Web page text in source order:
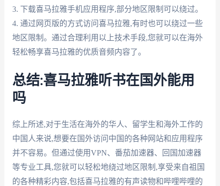
3. 下载喜马拉雅手机应用程序,部分地区限制可以绕过。
4. 通过网页版的方式访问喜马拉雅,有时也可以绕过一些
地区限制。通过合理利用以上技术手段,您就可以在海外
轻松畅享喜马拉雅的优质音频内容了。
总结:喜马拉雅听书在国外能用
吗
综上所述,对于生活在海外的华人、留学生和海外工作的
中国人来说,想要在国外访问中国的各种网站和应用程序
并不容易。但通过使用VPN、番茄加速器、回国加速器
等专业工具,您就可以轻松地绕过地区限制,享受来自祖国
的各种精彩内容,包括喜马拉雅的有声读物和哔哩哔哩的